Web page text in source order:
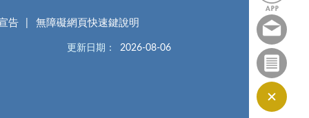
告 無障礙網頁快速鍵說明
更新日期： 2026-08-06